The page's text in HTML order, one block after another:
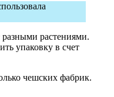
разными растениями.
упаковку в счет
чешских фабрик.